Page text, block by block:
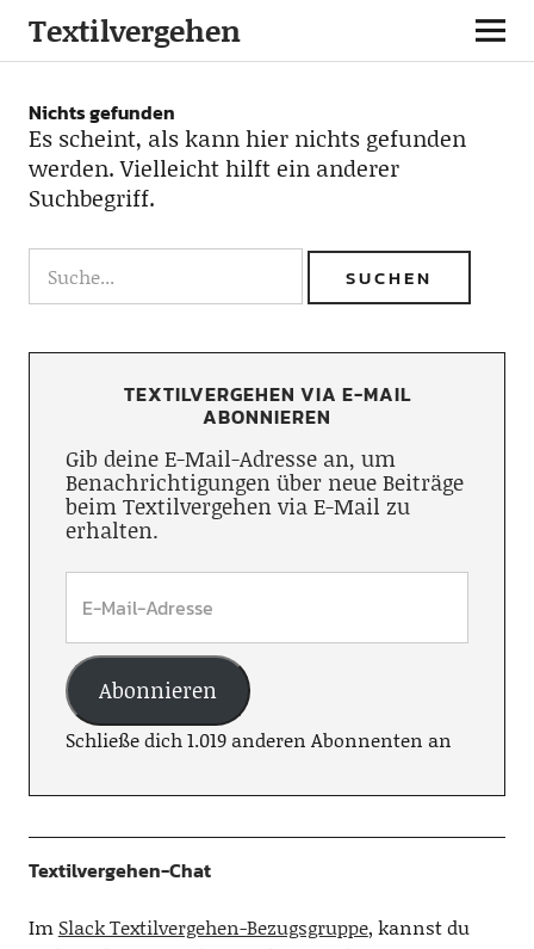
Textilvergehen
Nichts gefunden
Es scheint, als kann hier nichts gefunden
werden. Vielleicht hilft ein anderer
Suchbegriff.
TEXTILVERGEHEN VIA E-MAIL
ABONNIEREN
Gib deine E-Mail-Adresse an, um
Benachrichtigungen über neue Beiträge
beim Textilvergehen via E-Mail zu
erhalten.
Abonnieren
Schließe dich 1.019 anderen Abonnenten an
Textilvergehen-Chat
Im Slack Textilvergehen-Bezugsgruppe, kannst du